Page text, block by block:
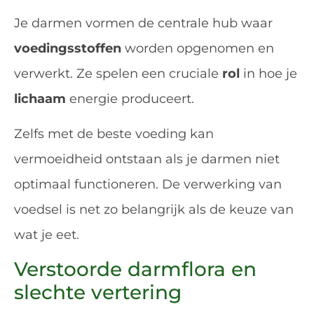
Je darmen vormen de centrale hub waar
voedingsstoffen worden opgenomen en
verwerkt. Ze spelen een cruciale rol in hoe je
lichaam energie produceert.
Zelfs met de beste voeding kan
vermoeidheid ontstaan als je darmen niet
optimaal functioneren. De verwerking van
voedsel is net zo belangrijk als de keuze van
wat je eet.
Verstoorde darmflora en
slechte vertering